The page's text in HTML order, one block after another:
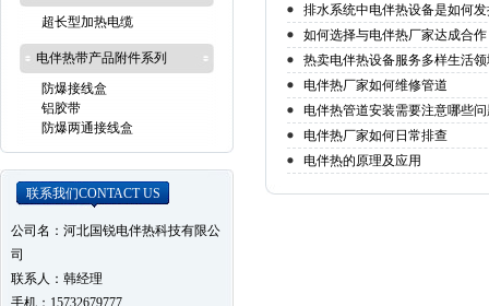
排水系统中电伴热设备是如何
如何选择与电伴热厂家达成合
热卖电伴热设备服务多样生活
电伴热厂家如何维修管道
电伴热管道安装需要注意哪些
电伴热厂家如何日常排查
电伴热的原理及应用
超长型加热电缆
电伴热带产品附件系列
防爆接线盒
铝胶带
防爆两通接线盒
联系我们CONTACT US
公司名：河北国锐电伴热科技有限公
司
联系人：韩经理
手机：15732679777